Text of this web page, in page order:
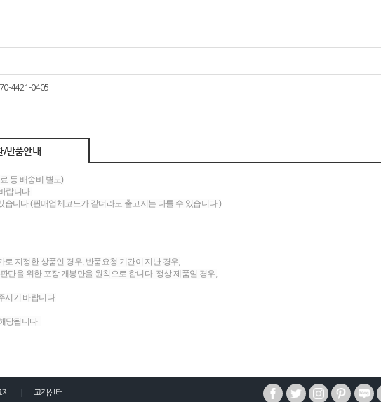
4421-0405
/반품안내
등 배송비 별도)
랍니다.
습니다.(판매업체코드가 같더라도 출고지는 다를 수 있습니다.)
지정한 상품인 경우, 반품요청 기간이 지난 경우,
을 위한 포장 개봉만을 원칙으로 합니다. 정상 제품일 경우,
시기 바랍니다.
당됩니다.
고객센터